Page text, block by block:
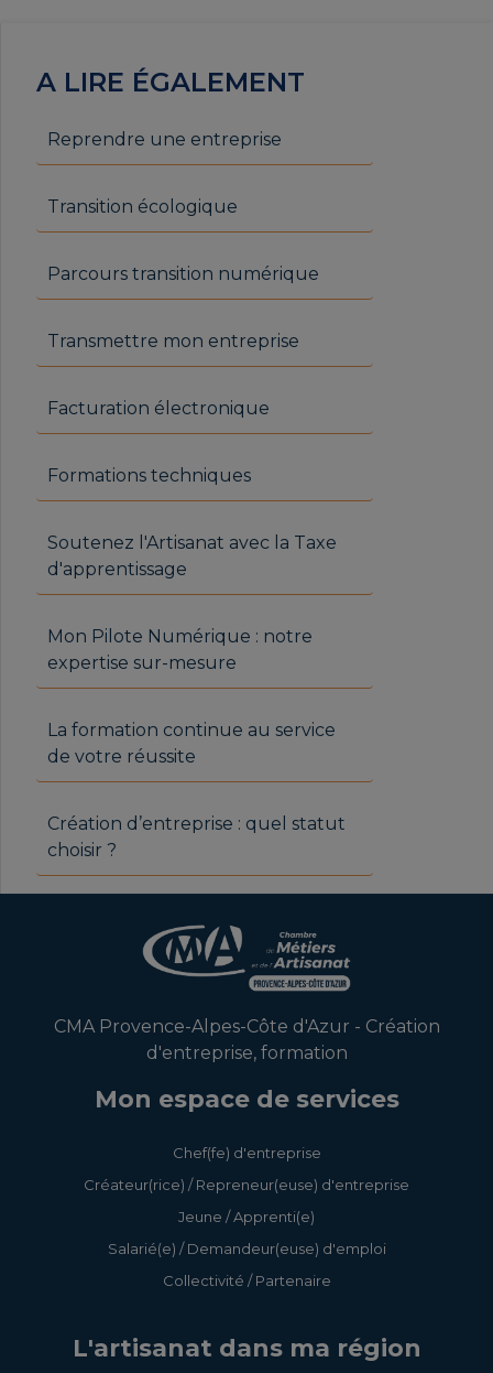
A LIRE ÉGALEMENT
Reprendre une entreprise
Transition écologique
Parcours transition numérique
Transmettre mon entreprise
Facturation électronique
Formations techniques
Soutenez l'Artisanat avec la Taxe
d'apprentissage
Mon Pilote Numérique : notre
expertise sur-mesure
La formation continue au service
de votre réussite
Création d’entreprise : quel statut
choisir ?
CMA Provence-Alpes-Côte d'Azur - Création
d'entreprise, formation
Mon espace de services
Chef(fe) d'entreprise
Créateur(rice) / Repreneur(euse) d'entreprise
Jeune / Apprenti(e)
Salarié(e) / Demandeur(euse) d'emploi
Collectivité / Partenaire
L'artisanat dans ma région